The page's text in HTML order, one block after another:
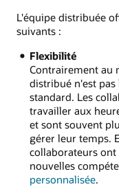
L'équipe distribuée
suivants :
Flexibilité
Contrairement au
distribué n'est
standard. Les
travailler aux
et sont souvent
gérer leur temps.
collaborateurs
nouvelles
personnalisée.